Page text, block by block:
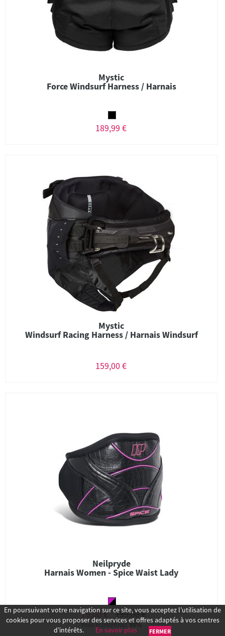
Mystic
Force Windsurf Harness / Harnais
189,99 €
Mystic
Windsurf Racing Harness / Harnais Windsurf
159,00 €
Neilpryde
Harnais Women - Spice Waist Lady
79,00 € 159,00 €
Vous économisez 50%
En poursuivant votre navigation sur ce site, vous acceptez l’utilisation de
cookies pour vous proposer des services et offres adaptés à vos centres
d’intérêts.
En savoir plus FERMER